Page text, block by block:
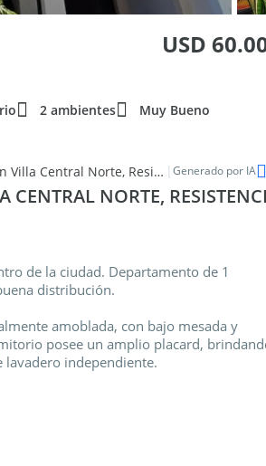
USD
2 ambientes
Muy Bueno
Luminoso departamento de 2 ambientes en venta en Villa Central Norte, Resistencia |Generado por IA
CENTRAL NORTE,
de la ciudad. Departamento de 1
distribución.
amoblada, con bajo mesada y
posee un amplio placard,
lavadero independiente.
una ubicación estratégica cercana a todo.